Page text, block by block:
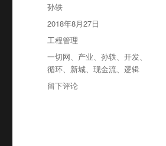
作
者
孙轶
发
布
于
2018年8月27日
分
工程管理
标
签
一切网、 产业、孙轶、开发、
循环、 新城、现金流、逻辑
于
留下评论